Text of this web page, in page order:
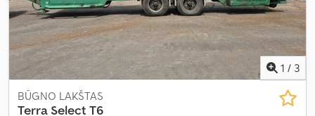
1 / 3
BŪGNO LAKŠTAS
Terra Select T6